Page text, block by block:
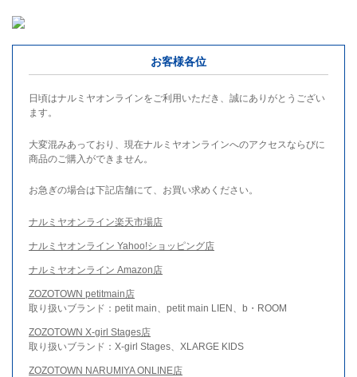
お客様各位
日頃はナルミヤオンラインをご利用いただき、誠にありがとうござい
ます。
大変混みあっており、現在ナルミヤオンラインへのアクセスならびに
商品のご購入ができません。
お急ぎの場合は下記店舗にて、お買い求めください。
ナルミヤオンライン楽天市場店
ナルミヤオンライン Yahoo!ショッピング店
ナルミヤオンライン Amazon店
ZOZOTOWN petitmain店
取り扱いブランド：petit main、petit main LIEN、b・ROOM
ZOZOTOWN X-girl Stages店
取り扱いブランド：X-girl Stages、XLARGE KIDS
ZOZOTOWN NARUMIYA ONLINE店